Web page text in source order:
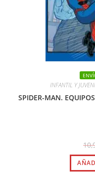
INFANTIL Y
SPIDER-MAN.